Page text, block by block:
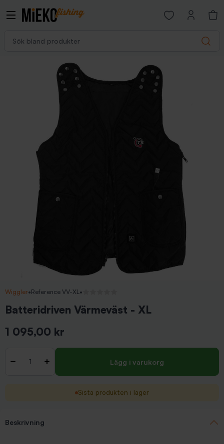
Search
Open favorites
Wiggler•Reference VV-XL•
Batteridriven Värmeväst - XL
1 095,00 kr
- + Lägg i varukorg
Sista produkten i lager
Beskrivning